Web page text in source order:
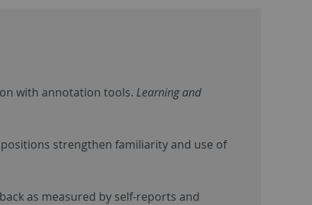
with annotation tools. Learning and
strengthen familiarity and use of
as measured by self-reports and